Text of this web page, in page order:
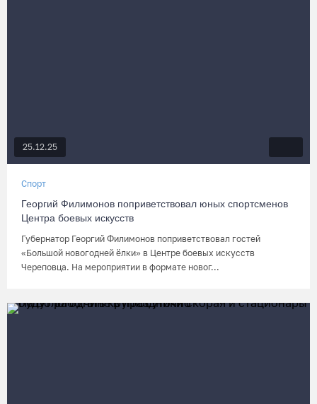
25.12.25
Спорт
Георгий Филимонов поприветствовал юных спортсменов
Центра боевых искусств
Губернатор Георгий Филимонов поприветствовал гостей
«Большой новогодней ёлки» в Центре боевых искусств
Череповца. На мероприятии в формате новог...